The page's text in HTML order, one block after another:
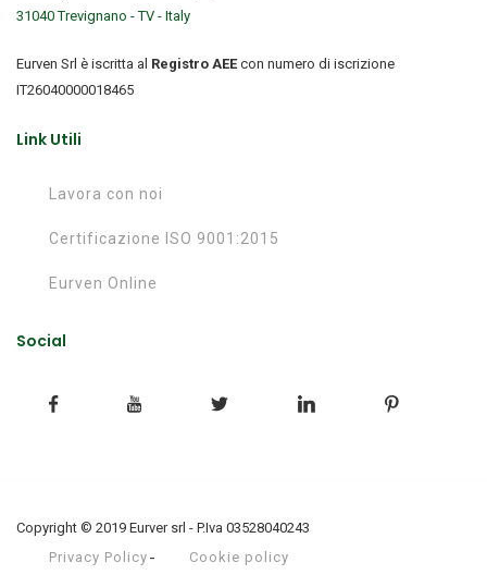
31040 Trevignano - TV - Italy
Eurven Srl è iscritta al Registro AEEcon numero di iscrizione
IT26040000018465
Link Utili
Lavora con noi
Certificazione ISO 9001:2015
Eurven Online
Social
Copyright © 2019 Eurver srl - P.Iva 03528040243
Privacy Policy
Cookie policy